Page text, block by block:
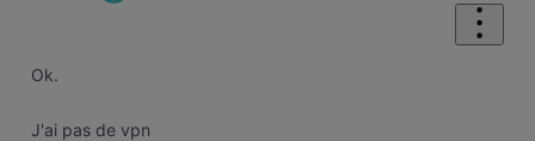
Ok.
J'ai pas de vpn